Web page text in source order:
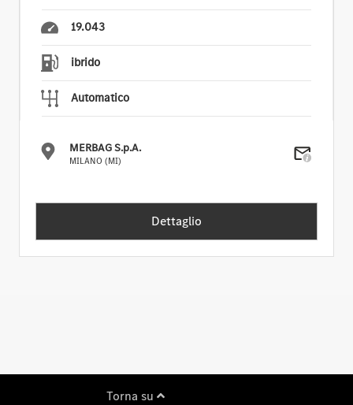
19.043
ibrido
Automatico
MERBAG S.p.A.
MILANO (MI)
Dettaglio
Torna su